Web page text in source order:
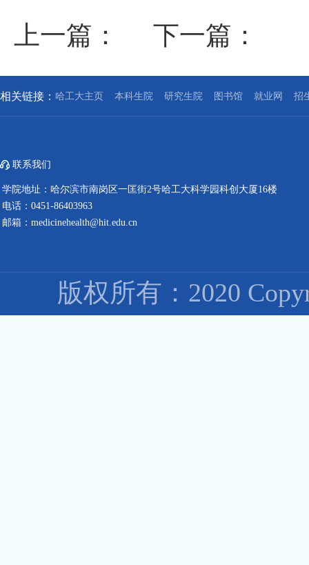
上一篇： 下一篇：
相关链接： 哈工大主页 本科生院 研究生院 图书馆 就业网 招
联系我们
学院地址：哈尔滨市南岗区一匡街2号哈工大科学园科创大厦16楼
电话：0451-86403963
邮箱：medicinehealth@hit.edu.cn
版权所有：2020